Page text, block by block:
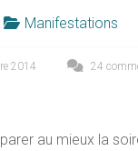
Manifestations
2014 24
au mieux la